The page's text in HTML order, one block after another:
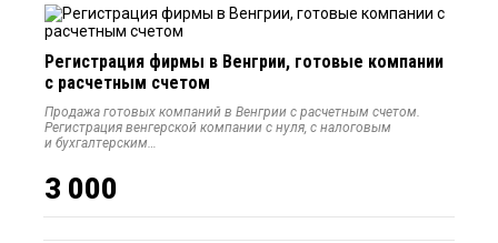
Регистрация фирмы в Венгрии, готовые компании
с расчетным счетом
Продажа готовых компаний в Венгрии с расчетным счетом.
Регистрация венгерской компании с нуля, с налоговым
и бухгалтерским…
3 000